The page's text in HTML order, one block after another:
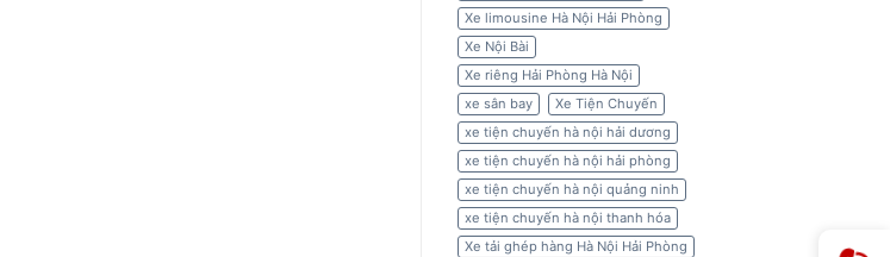
Xe limousine Hà Nội Hải Phòng
Xe Nội Bài
Xe riêng Hải Phòng Hà Nội
xe sân bay
Xe Tiện Chuyến
xe tiện chuyến hà nội hải dương
xe tiện chuyến hà nội hải phòng
xe tiện chuyến hà nội quảng ninh
xe tiện chuyến hà nội thanh hóa
Xe tải ghép hàng Hà Nội Hải Phòng